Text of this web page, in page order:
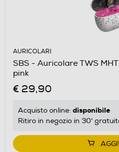
AURICOLARI
SBS - Auricolare TWS
pink
€ 29,90
Acquisto online: disponibile
Ritiro in negozio in 30'